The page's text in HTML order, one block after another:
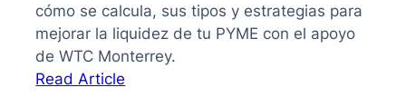
cómo se calcula, sus tipos y estrategias para
mejorar la liquidez de tu PYME con el apoyo
de WTC Monterrey.
Read Article